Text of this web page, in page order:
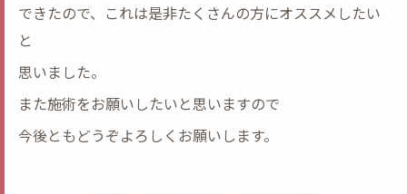
できたので、これは是非たくさんの方にオススメしたい
と
思いました。
また施術をお願いしたいと思いますので
今後ともどうぞよろしくお願いします。